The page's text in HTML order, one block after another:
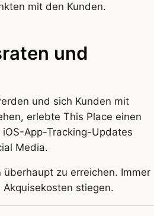
mit den Kunden.
und
und sich Kunden mit
erlebte This Place einen
App-Tracking-Updates
Media.
zu erreichen. Immer
stiegen.